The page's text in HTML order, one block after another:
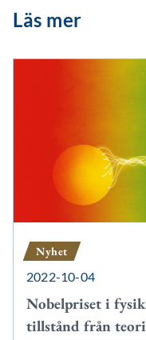
Läs mer
Nyhet
2022-10-04
Nobelpriset i fysik
tillstånd från